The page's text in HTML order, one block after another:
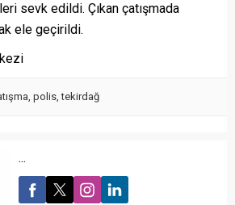
sevk edildi. Çıkan çatışmada
ele geçirildi.
, polis,tekirdağ
...